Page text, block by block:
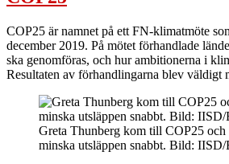
COP25 är namnet på ett FN-klimatmöte
december 2019. På mötet förhandlade
ska genomföras, och hur ambitionerna i
Resultaten av förhandlingarna blev väldigt
Greta Thunberg kom till COP25 och
minska utsläppen snabbt. Bild: